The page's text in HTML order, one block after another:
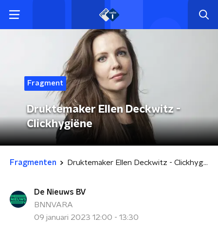
Fragment
Druktemaker Ellen Deckwitz -
Clickhygiëne
Fragmenten Druktemaker Ellen Deckwitz - Clickhygiëne
De Nieuws BV
BNNVARA
09 januari 2023 12:00 - 13:30